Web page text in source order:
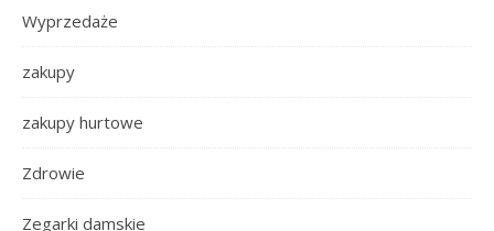
Wyprzedaże
zakupy
zakupy hurtowe
Zdrowie
Zegarki damskie